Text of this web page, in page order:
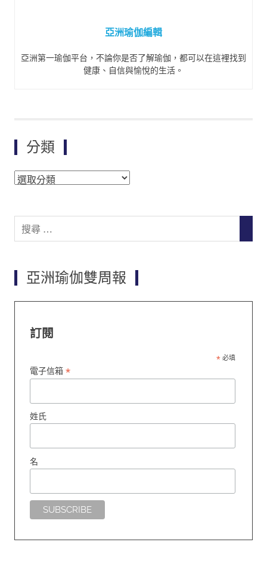
亞洲瑜伽編輯
亞洲第一瑜伽平台，不論你是否了解瑜伽，都可以在這裡找到
健康、自信與愉悅的生活。
分類
分
Search
for:
亞洲瑜伽雙周報
訂閱
*必填
電子信箱*
姓氏
名